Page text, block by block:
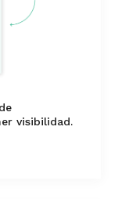
visibilidad.